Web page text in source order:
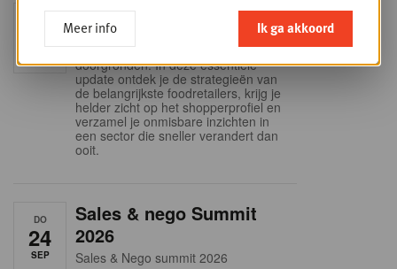
15
Into Retail - Sold out
Mis deze unieke kans niet om het
Belgische retaillandschap volledig te
doorgronden. In deze essentiële
update ontdek je de strategieën van
de belangrijkste foodretailers, krijg je
helder zicht op het shopperprofiel en
verzamel je onmisbare inzichten in
een sector die sneller verandert dan
ooit.
DO
24
SEP
Sales & nego Summit
2026
Sales & Nego summit 2026
Meer info Ik ga akkoord